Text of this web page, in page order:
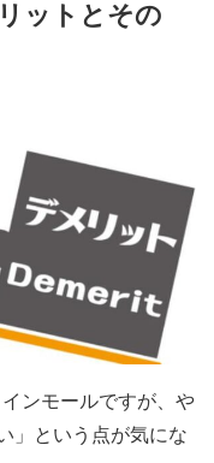
ットとその
ンモールですが、や
」という点が気にな